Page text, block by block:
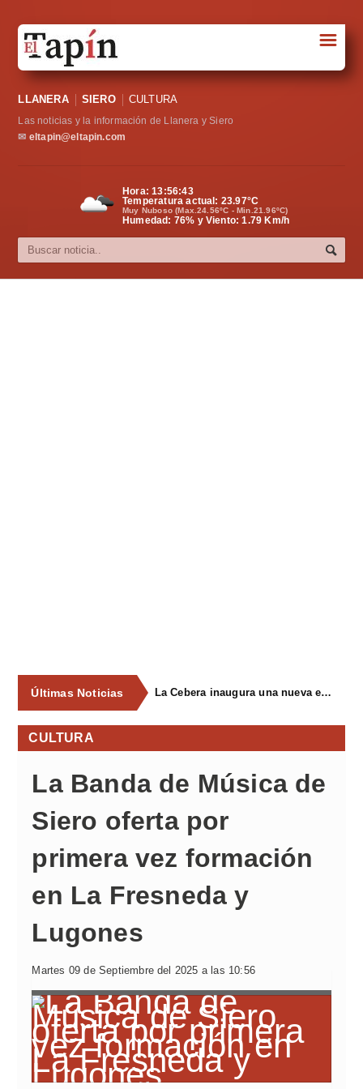
Sociedad
Política
Cultura
☰
LLANERA SIERO CULTURA
Las noticias y la información de Llanera y Siero
✉ eltapin@eltapin.com
Hora:13:56:43
Temperatura actual: 23.97°C
Muy Nuboso (Max.24.56ºC - Min.21.96ºC)
Humedad: 76% y Viento: 1.79 Km/h
Últimas Noticias La Cebera inaugura una nueva edición de su ciclo cultural con propuestas para todos los públicos
CULTURA
La Banda de Música de
Siero oferta por
primera vez formación
en La Fresneda y
Lugones
Martes 09 de Septiembre del 2025 a las 10:56